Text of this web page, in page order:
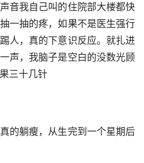
音我自己叫的住院部大楼都快
一抽的疼，如果不是医生强行
人，真的下意识反应。就扎进
声，我脑子是空白的没数光顾
三十几针
的躺瘦，从生完到一个星期后